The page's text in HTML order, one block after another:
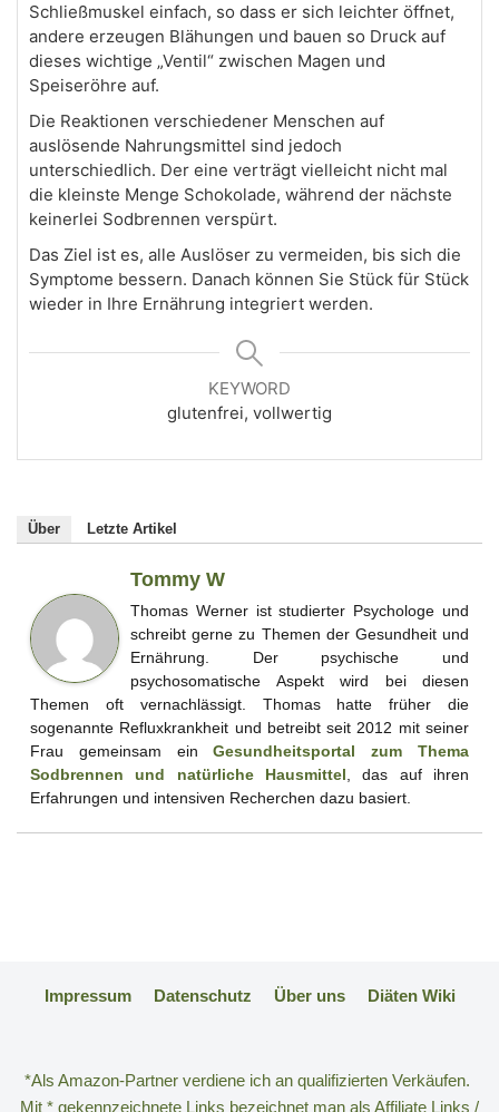
Schließmuskel einfach, so dass er sich leichter öffnet,
andere erzeugen Blähungen und bauen so Druck auf
dieses wichtige „Ventil“ zwischen Magen und
Speiseröhre auf.
Die Reaktionen verschiedener Menschen auf
auslösende Nahrungsmittel sind jedoch
unterschiedlich. Der eine verträgt vielleicht nicht mal
die kleinste Menge Schokolade, während der nächste
keinerlei Sodbrennen verspürt.
Das Ziel ist es, alle Auslöser zu vermeiden, bis sich die
Symptome bessern. Danach können Sie Stück für Stück
wieder in Ihre Ernährung integriert werden.
KEYWORD
glutenfrei, vollwertig
Über Letzte Artikel
Tommy W
Thomas Werner ist studierter Psychologe und
schreibt gerne zu Themen der Gesundheit und
Ernährung. Der psychische und
psychosomatische Aspekt wird bei diesen
Themen oft vernachlässigt. Thomas hatte früher die
sogenannte Refluxkrankheit und betreibt seit 2012 mit seiner
Frau gemeinsam einGesundheitsportal zum Thema
Sodbrennen und natürliche Hausmittel, das auf ihren
Erfahrungen und intensiven Recherchen dazu basiert.
Impressum Datenschutz Über uns Diäten Wiki
*Als Amazon-Partner verdiene ich an qualifizierten Verkäufen.
Mit * gekennzeichnete Links bezeichnet man als Affiliate Links /